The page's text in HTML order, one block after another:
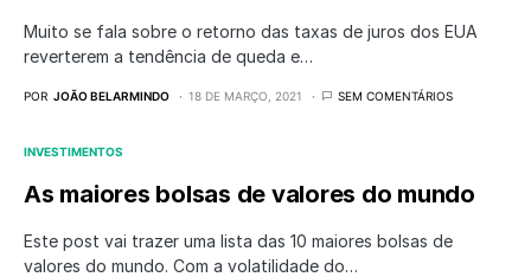
Muito se fala sobre o retorno das taxas de juros dos EUA
reverterem a tendência de queda e…
POR JOÃO BELARMINDO 18 DE MARÇO, 2021 SEM COMENTÁRIOS
INVESTIMENTOS
As maiores bolsas de valores do mundo
Este post vai trazer uma lista das 10 maiores bolsas de
valores do mundo. Com a volatilidade do…